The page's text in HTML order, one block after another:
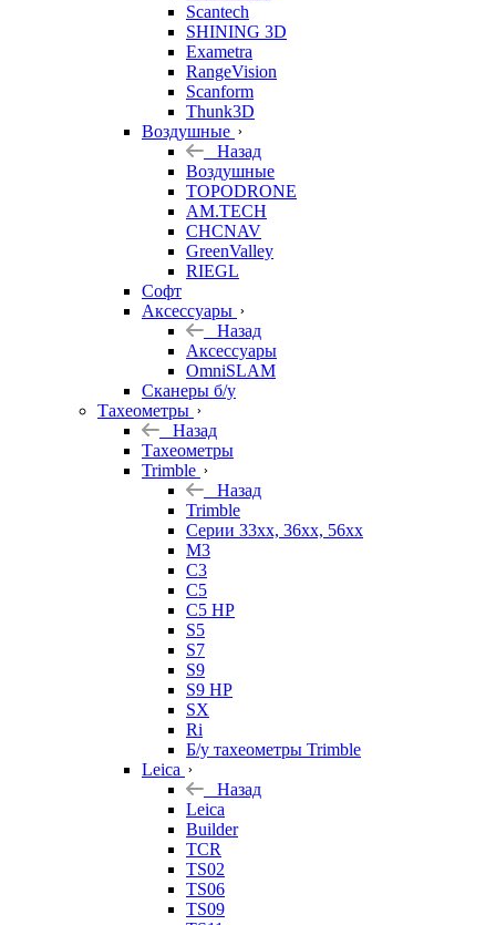
Scantech
SHINING 3D
Exametra
RangeVision
Scanform
Thunk3D
Воздушные
Назад
Воздушные
TOPODRONE
AM.TECH
CHCNAV
GreenValley
RIEGL
Софт
Аксессуары
Назад
Аксессуары
OmniSLAM
Сканеры б/у
Тахеометры
Назад
Тахеометры
Trimble
Назад
Trimble
Серии 33xx, 36xx, 56xx
M3
C3
C5
C5 HP
S5
S7
S9
S9 HP
SX
Ri
Б/у тахеометры Trimble
Leica
Назад
Leica
Builder
TCR
TS02
TS06
TS09